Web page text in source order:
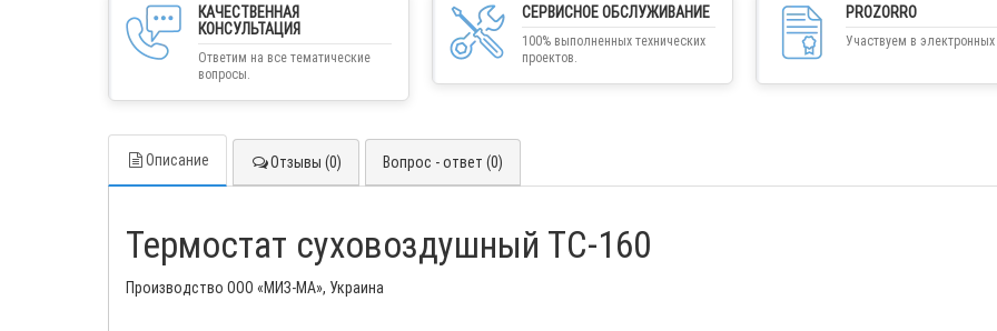
КАЧЕСТВЕННАЯ
КОНСУЛЬТАЦИЯ
Ответим на все тематические
вопросы.
СЕРВИСНОЕ ОБСЛУЖИВАНИЕ
100% выполненных технических
проектов.
PROZORRO
Участвуем в электронных
Описание Отзывы (0) Вопрос - ответ (0)
Термостат суховоздушный ТС-160
Производство ООО «МИЗ-МА», Украина